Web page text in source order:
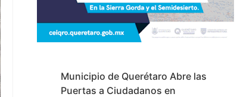
Municipio de Querétaro Abre las
Puertas a Ciudadanos en